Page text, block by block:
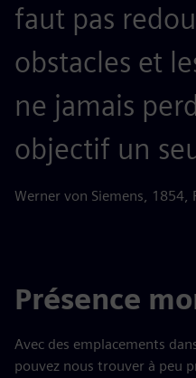
faut pas
obstacles et
ne jamais
objectif un
Werner von Siemens, 1854,
Présence
Avec des emplacements
pouvez nous trouver à peu